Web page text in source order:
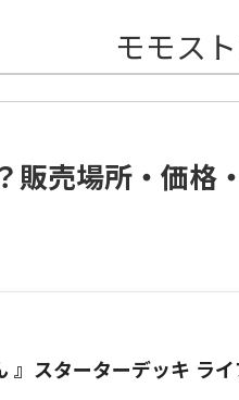
モモス
販売場所・価格
』スターターデッキ ラ